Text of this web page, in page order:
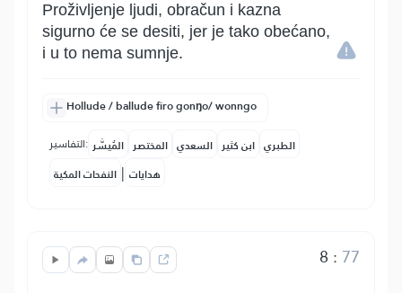
Proživljenje ljudi, obračun i kazna
sigurno će se desiti, jer je tako obećano,
i u to nema sumnje.
Hollude / ballude firo gonŋo/ wonngo
التفاسير: المُيسَّر المختصر السعدي ابن كثير الطبري
النفحات المكية | هدايات
8 : 77